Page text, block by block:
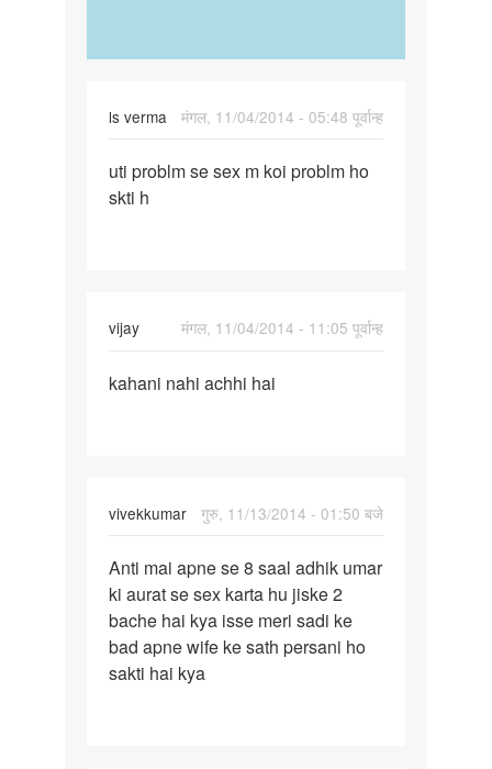
ls verma
मंगल, 11/04/2014 - 05:48 पूर्वान्ह
uti
problm
uti problm se sex m koi problm ho
skti h
vijay
मंगल, 11/04/2014 - 11:05 पूर्वान्ह
kahani
kahani nahi achhi hai
vivekkumar
गुरु, 11/13/2014 - 01:50 बजे
Anti
mai
apne
se
8
Anti mai apne se 8 saal adhik umar
ki aurat se sex karta hu jiske 2
bache hai kya isse meri sadi ke
bad apne wife ke sath persani ho
sakti hai kya